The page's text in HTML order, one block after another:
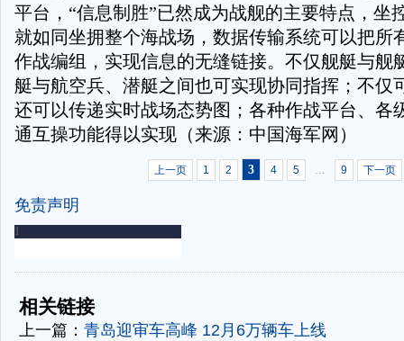
平台，“信息制胜”已然成为战舰的主要特点，坐
就如同坐拥整个海战场，数据传输系统可以把所
作战编组，实现信息的无缝链接。不仅舰艇与舰
艇与航空兵、潜艇之间也可实现协同指挥；不仅
还可以传递实时战场态势图；各种作战平台、各
通互操功能得以实现（来源：中国海军网）
上一页 1 2 3 4 5 ... 9 下一页
免责声明
-
相关链接
上一篇： 青岛迎审车高峰 12月6万辆车上线